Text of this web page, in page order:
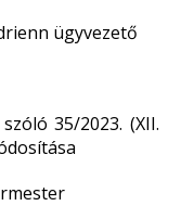
ügyvezető
35/2023. (XII.